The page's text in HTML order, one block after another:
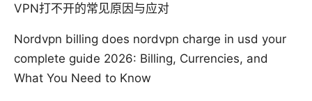
VPN打不开的常见原因与应对
Nordvpn billing does nordvpn charge in usd your
complete guide 2026: Billing, Currencies, and
What You Need to Know